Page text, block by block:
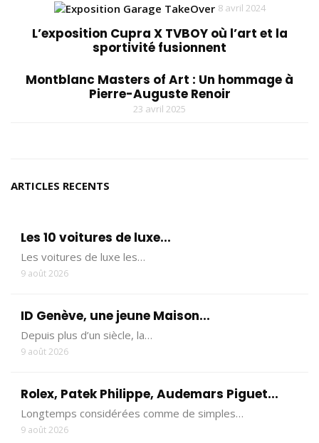
L’exposition Cupra X TVBOY où l’art et la
sportivité fusionnent
8 avril 2024
Montblanc Masters of Art : Un hommage à
Pierre-Auguste Renoir
23 avril 2025
ARTICLES RECENTS
Les 10 voitures de luxe...
Les voitures de luxe les…
9 août 2026
ID Genève, une jeune Maison...
Depuis plus d’un siècle, la…
9 août 2026
Rolex, Patek Philippe, Audemars Piguet...
Longtemps considérées comme de simples…
9 août 2026